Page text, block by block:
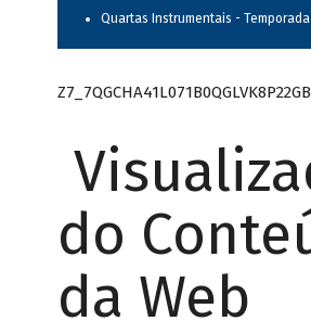
Quartas Instrumentais - Temporada
do
da Web